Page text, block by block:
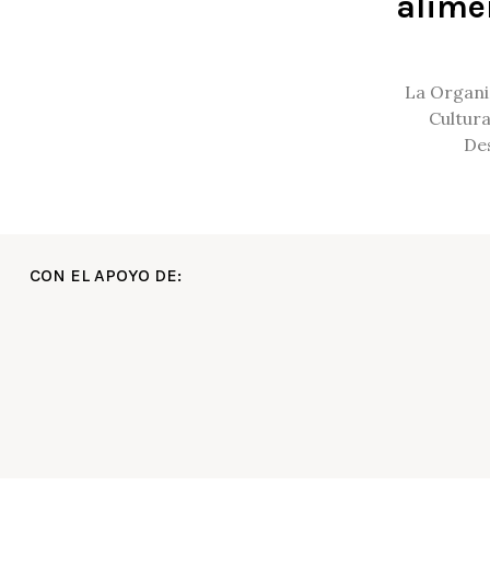
La
CON EL APOYO DE: